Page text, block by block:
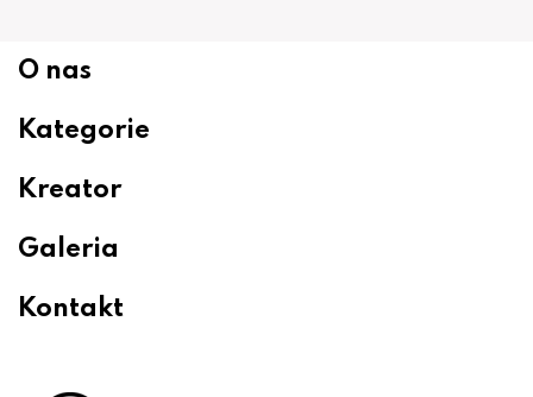
O nas
Kategorie
Kreator
Galeria
Kontakt